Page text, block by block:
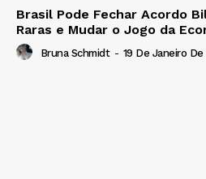
Brasil Pode Fechar Acordo
Raras e Mudar o Jogo da
Bruna Schmidt - 19 De Janeiro